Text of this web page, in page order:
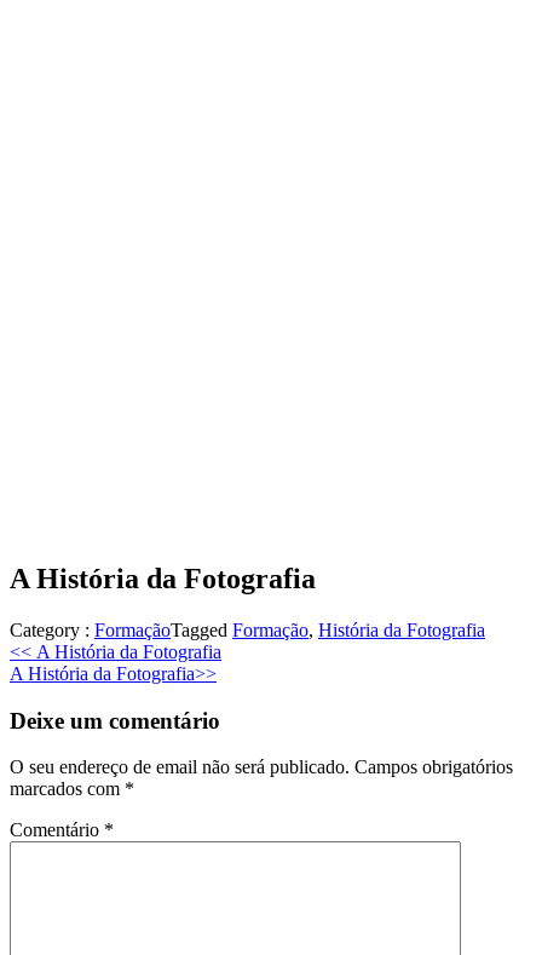
A História da Fotografia
Category : FormaçãoTagged Formação, História da Fotografia
<< Previous
post:
A História da Fotografia
Next
A História da Fotografia>>
Deixe um comentário
O seu endereço de email não será publicado. Campos obrigatórios
marcados com *
Comentário *